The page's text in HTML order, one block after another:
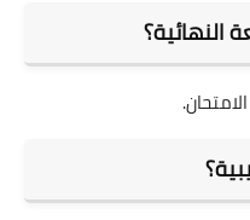
النهائية؟